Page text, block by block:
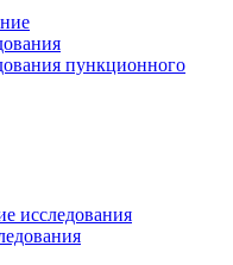
пункционного
исследования